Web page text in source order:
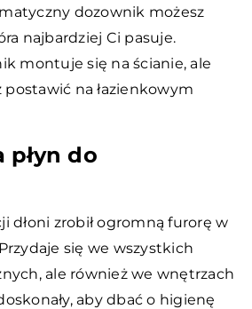
dozownik możesz
najbardziej Ci pasuje.
montuje się na ścianie, ale
na łazienkowym
płyn do
dłoni zrobił ogromną furorę w
się we wszystkich
ale również we wnętrzach
aby dbać o higienę